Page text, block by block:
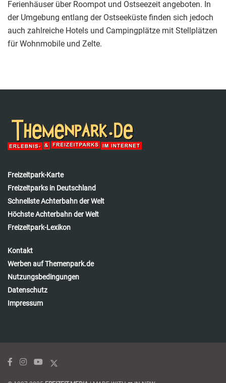
Ferienhäuser über Roompot und Ostseezeit angeboten. In
der Umgebung entlang der Ostseeküste finden sich jedoch
auch zahlreiche Hotels und Campingplätze mit Stellplätzen
für Wohnmobile und Zelte.
Freizeitpark-Karte
Freizeitparks in Deutschland
Schnellste Achterbahn der Welt
Höchste Achterbahn der Welt
Freizeitpark-Lexikon
Kontakt
Werben auf Themenpark.de
Nutzungsbedingungen
Datenschutz
Impressum